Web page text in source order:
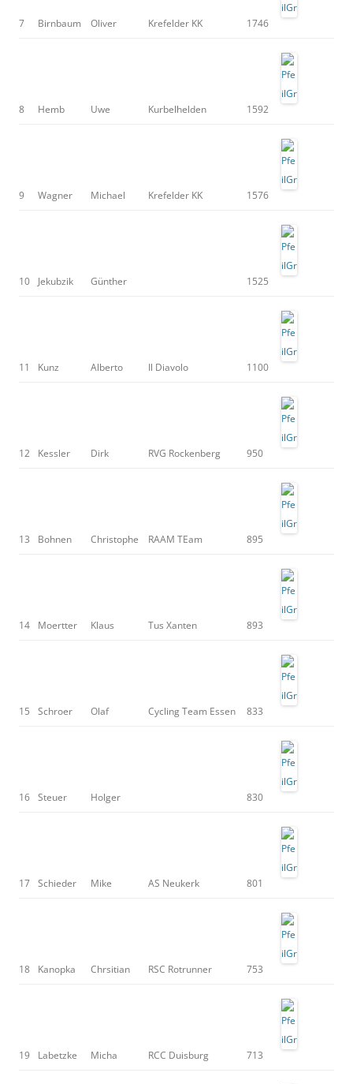
7 Birnbaum Oliver Krefelder KK 1746
8 Hemb Uwe Kurbelhelden 1592
9 Wagner Michael Krefelder KK 1576
10 Jekubzik Günther 1525
11 Kunz Alberto Il Diavolo 1100
12 Kessler Dirk RVG Rockenberg 950
13 Bohnen Christophe RAAM TEam 895
14 Moertter Klaus Tus Xanten 893
15 Schroer Olaf Cycling Team Essen 833
16 Steuer Holger 830
17 Schieder Mike AS Neukerk 801
18 Kanopka Chrsitian RSC Rotrunner 753
19 Labetzke Micha RCC Duisburg 713